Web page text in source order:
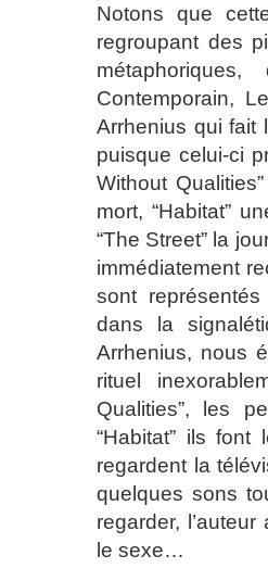
Notons que
regroupant des
Contemporain,
Arrhenius qui fait
puisque celui-ci
Without
mort, “Habitat”
“The Street” la
immédiatement
sont
dans la
Arrhenius, nous
rituel
Qualities”, les
“Habitat” ils
regardent la
quelques sons
regarder,
le sexe…